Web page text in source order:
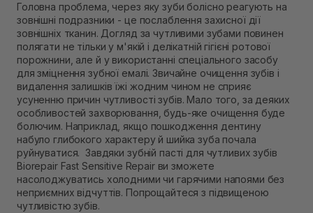
В наявності
Самовивіз м. Рівне, вул. Кулика і Гудачека 23 (ТЦ
Екватор)
В наявності
Головна проблема, через яку зуби болісно реагують на
зовнішні подразники - це послаблення захисної дії
зовнішніх тканин. Догляд за чутливими зубами повинен
полягати не тільки у м'якій і делікатній гігієні ротової
порожнини, але й у використанні спеціального засобу
для зміцнення зубної емалі. Звичайне очищення зубів і
видалення залишків їжі жодним чином не сприяє
усуненню причин чутливості зубів. Мало того, за деяких
особливостей захворювання, будь-яке очищення буде
болючим. Наприклад, якщо пошкодження дентину
набуло глибокого характеру й шийка зуба почала
руйнуватися. Завдяки зубній пасті для чутливих зубів
Biorepair Fast Sensitive Repair ви зможете
насолоджуватись холодними чи гарячими напоями без
неприємних відчуттів. Попрощайтеся з підвищеною
чутливістю зубів.